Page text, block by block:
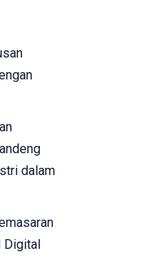
dalam
Digital